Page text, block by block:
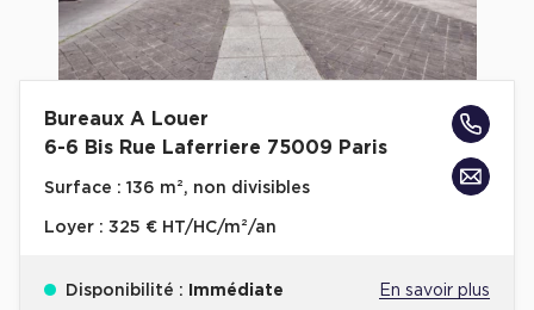
Bureaux A Louer
6-6 Bis Rue Laferriere 75009 Paris
Surface : 136 m², non divisibles
Loyer : 325 € HT/HC/m²/an
Disponibilité : Immédiate En savoir plus